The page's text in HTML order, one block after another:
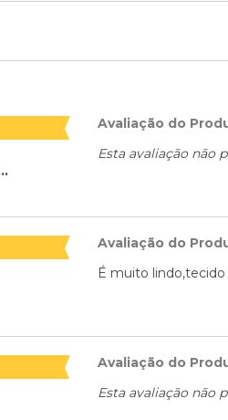
Magalhães Rocha
Avaliação do
Esta avaliação não
Avaliação do
É muito
Avaliação do
Esta avaliação não